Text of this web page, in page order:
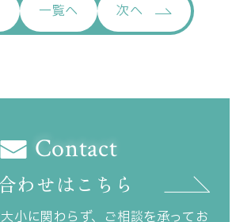
一覧へ 次へ
Contact
わせはこちら
小に関わらず、ご相談を承ってお